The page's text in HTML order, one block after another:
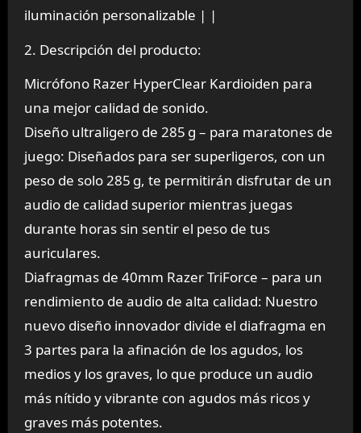
iluminación personalizable | |
2. Descripción del producto:
Micrófono Razer HyperClear Kardioiden para
una mejor calidad de sonido.
Diseño ultraligero de 285 g – para maratones de
juego: Diseñados para ser superligeros, con un
peso de solo 285 g, te permitirán disfrutar de un
audio de calidad superior mientras juegas
durante horas sin sentir el peso de tus
auriculares.
Diafragmas de 40mm Razer TriForce – para un
rendimiento de audio de alta calidad: Nuestro
nuevo diseño innovador divide el diafragma en
3 partes para la afinación de los agudos, los
medios y los graves, lo que produce un audio
más nítido y vibrante con agudos más ricos y
graves más potentes.